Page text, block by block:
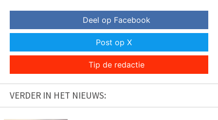
Deel op Facebook
Post op X
Tip de redactie
VERDER IN HET NIEUWS: